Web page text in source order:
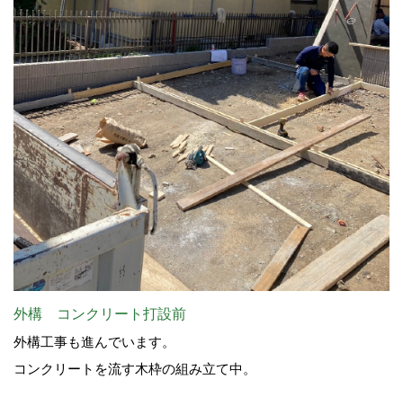
外構 コンクリート打設前
外構工事も進んでいます。
コンクリートを流す木枠の組み立て中。